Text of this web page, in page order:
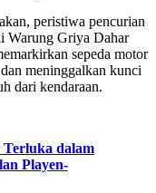
peristiwa pencurian
Warung Griya Dahar
sepeda motor
meninggalkan kunci
dari kendaraan.
dalam
Playen-